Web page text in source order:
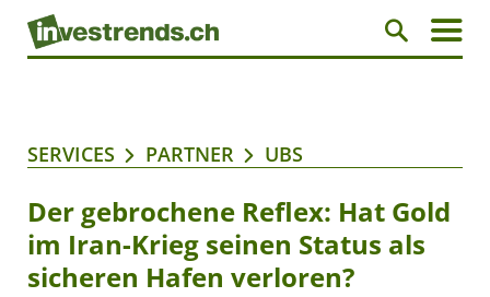
SERVICES PARTNER UBS
Der gebrochene Reflex: Hat Gold
im Iran-Krieg seinen Status als
sicheren Hafen verloren?